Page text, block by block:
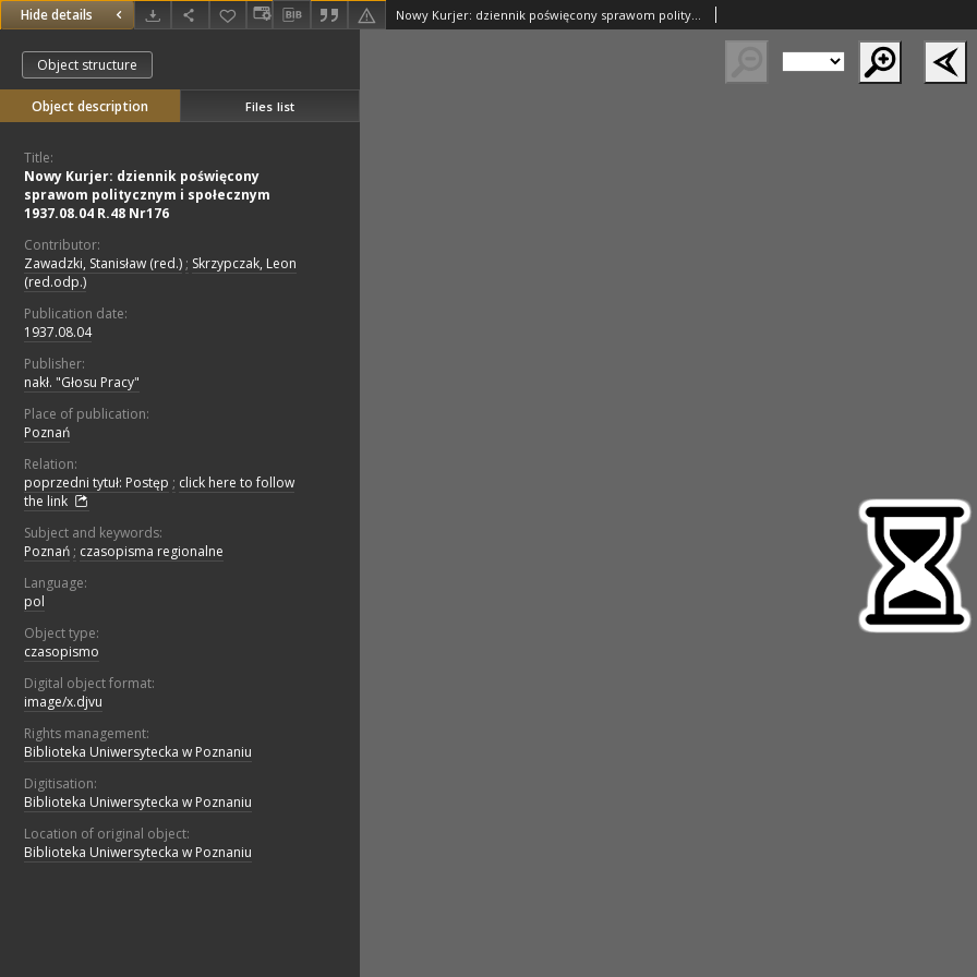
Hide details Nowy Kurjer: dziennik poświęcony sprawom politycznym i społecznym 1937.08.04 R.48 Nr176
Object structure
Object description Files list
Title:
Nowy Kurjer: dziennik poświęcony
sprawom politycznym i społecznym
1937.08.04 R.48 Nr176
Contributor:
Zawadzki, Stanisław (red.) ; Skrzypczak, Leon
(red.odp.)
Publication date:
1937.08.04
Publisher:
nakł. "Głosu Pracy"
Place of publication:
Poznań
Relation:
poprzedni tytuł: Postęp ; click here to follow
the link
Subject and keywords:
Poznań ; czasopisma regionalne
Language:
pol
Object type:
czasopismo
Digital object format:
image/x.djvu
Rights management:
Biblioteka Uniwersytecka w Poznaniu
Digitisation:
Biblioteka Uniwersytecka w Poznaniu
Location of original object:
Biblioteka Uniwersytecka w Poznaniu